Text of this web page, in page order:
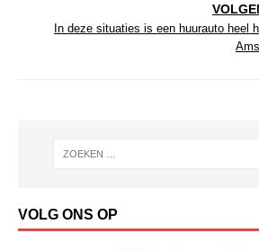
In deze situaties is een huurauto heel
VOLG ONS OP